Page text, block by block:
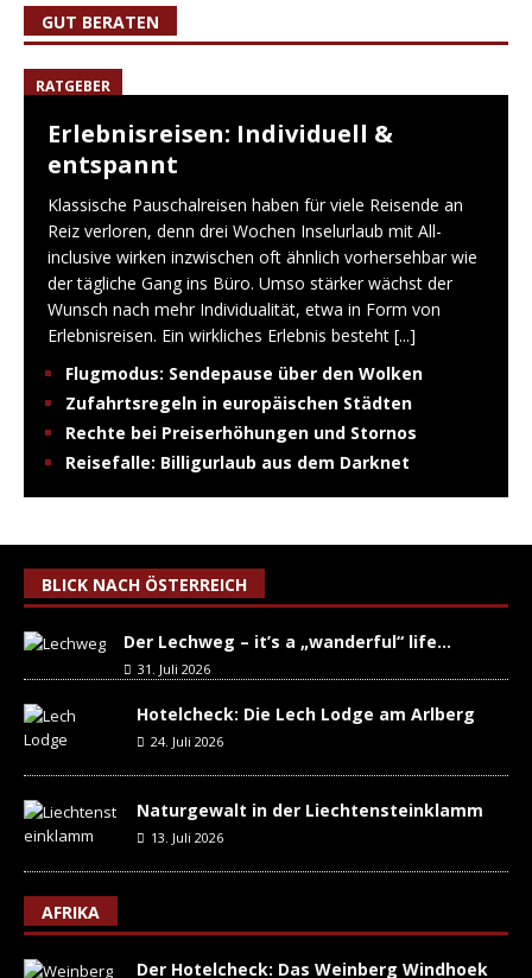
GUT BERATEN
RATGEBER
Erlebnisreisen: Individuell &
entspannt
Klassische Pauschalreisen haben für viele Reisende an
Reiz verloren, denn drei Wochen Inselurlaub mit All-
inclusive wirken inzwischen oft ähnlich vorhersehbar wie
der tägliche Gang ins Büro. Umso stärker wächst der
Wunsch nach mehr Individualität, etwa in Form von
Erlebnisreisen. Ein wirkliches Erlebnis besteht [...]
Flugmodus: Sendepause über den Wolken
Zufahrtsregeln in europäischen Städten
Rechte bei Preiserhöhungen und Stornos
Reisefalle: Billigurlaub aus dem Darknet
BLICK NACH ÖSTERREICH
Der Lechweg – it’s a „wanderful“ life…
31. Juli 2026
Hotelcheck: Die Lech Lodge am Arlberg
24. Juli 2026
Naturgewalt in der Liechtensteinklamm
13. Juli 2026
AFRIKA
Der Hotelcheck: Das Weinberg Windhoek